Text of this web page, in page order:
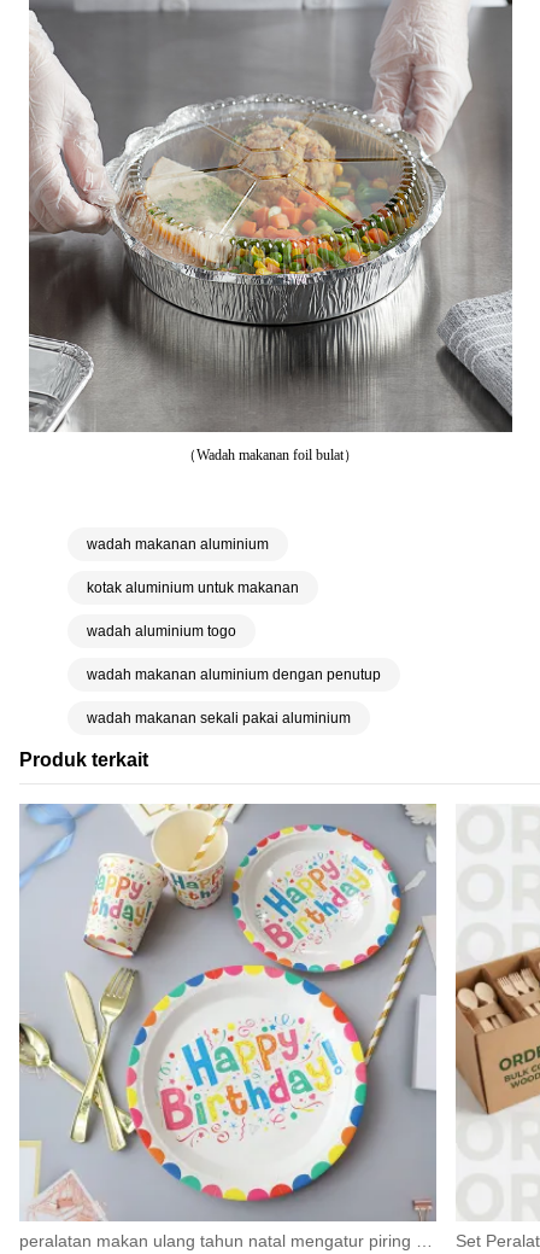
Produk terkait
（Wadah makanan foil bulat）
wadah makanan aluminium
kotak aluminium untuk makanan
wadah aluminium togo
wadah makanan aluminium dengan penutup
wadah makanan sekali pakai aluminium